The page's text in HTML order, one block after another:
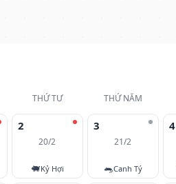
THỨ TƯ THỨ NĂM
2
20/2
🐖Kỷ Hợi
3
21/2
🐀Canh Tý
4